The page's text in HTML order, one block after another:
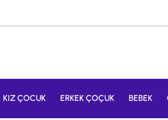
KIZ ÇOCUK ERKEK ÇOÇUK BEBEK